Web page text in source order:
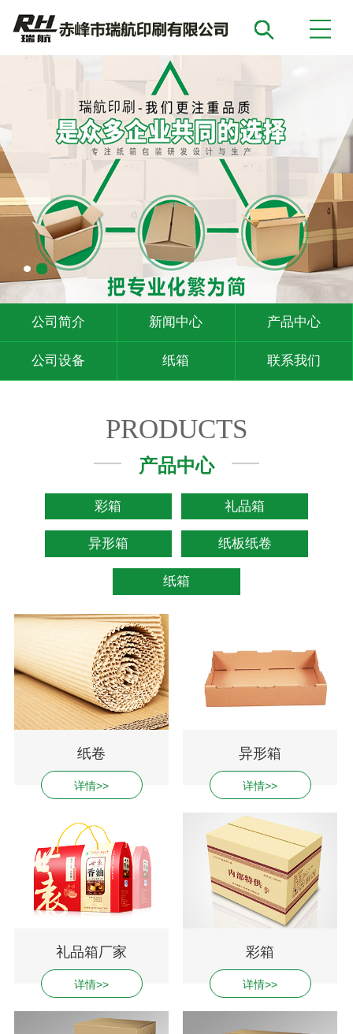
公司简介 新闻中心 产品中心
公司设备 纸箱 联系我们
PRODUCTS
产品中心
彩箱 礼品箱
异形箱 纸板纸卷
纸箱
纸卷
详情>>
异形箱
详情>>
礼品箱厂家
详情>>
彩箱
详情>>